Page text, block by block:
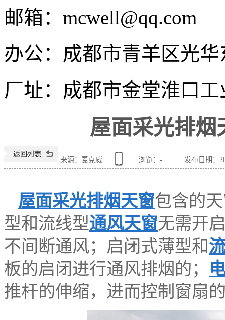
邮箱： mcwell@qq.com
办公： 成都市青羊区光
厂址： 成都市金堂淮口
屋面采光排烟
来源：麦克威 浏览： - 发布日期：
屋面采光排烟天窗包含的
型和流线型通风天窗无需开
不间断通风；启闭式薄型和
板的启闭进行通风排烟的；
推杆的伸缩，进而控制窗扇